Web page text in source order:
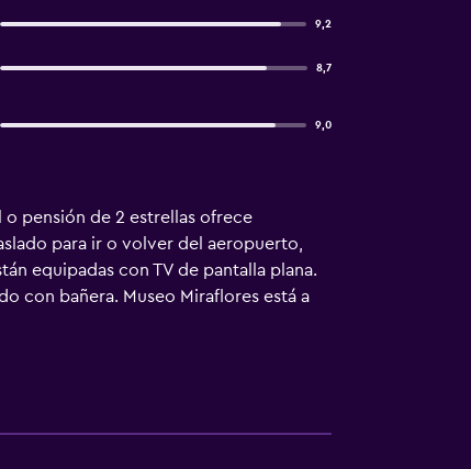
9,2
8,7
9,0
o pensión de 2 estrellas ofrece
para ir o volver del aeropuerto,
equipadas con TV de pantalla plana.
con bañera. Museo Miraflores está a
La Aurora) está a 39 km.